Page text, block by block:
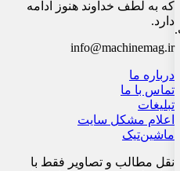
که به لطف خداوند هنوز ادامه
دارد.
info@machinemag.ir
درباره ما
تماس با ما
تبلیغات
اعلام مشکل سایت
ماشین‌تیک
نقل مطالب و تصاویر فقط با